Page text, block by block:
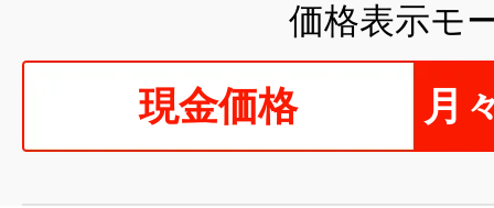
価格表示モ
現金価格 月